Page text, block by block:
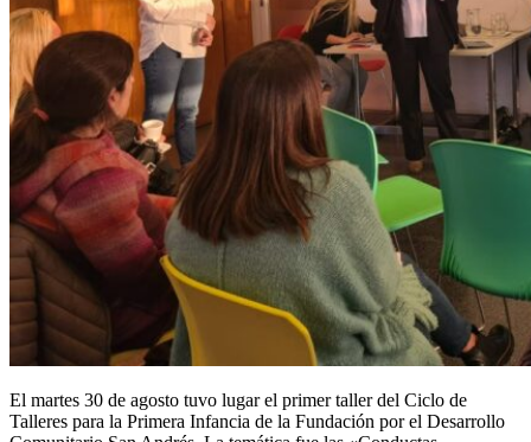
El martes 30 de agosto tuvo lugar el primer taller del Ciclo de
Talleres para la Primera Infancia de la Fundación por el Desarrollo